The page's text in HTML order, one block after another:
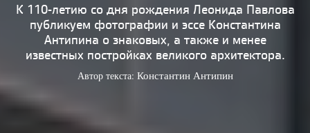
Книги
Наследие Образование
Урбанистика
Эко
К 110-летию со дня рождения Леонида Павлова
публикуем фотографии и эссе Константина
Антипина о знаковых, а также и менее
известных постройках великого архитектора.
Автор текста: Константин Антипин